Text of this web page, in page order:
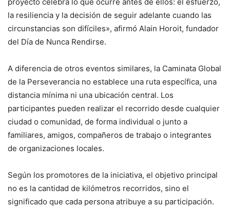
la resiliencia y la decisión de seguir adelante cuando las
circunstancias son difíciles», afirmó Alain Horoit, fundador
del Día de Nunca Rendirse.
A diferencia de otros eventos similares, la Caminata Global
de la Perseverancia no establece una ruta específica, una
distancia mínima ni una ubicación central. Los
participantes pueden realizar el recorrido desde cualquier
ciudad o comunidad, de forma individual o junto a
familiares, amigos, compañeros de trabajo o integrantes
de organizaciones locales.
Según los promotores de la iniciativa, el objetivo principal
no es la cantidad de kilómetros recorridos, sino el
significado que cada persona atribuye a su participación.